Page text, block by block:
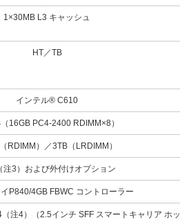
1×30MB L3 キャッシュ
HT／TB
インテル® C610
16GB PC4-2400 RDIMM×8）
RDIMM）／3TB（LRDIMM）
注3） および外付けオプション
P840/4GB FBWC コントローラー
（注4）
（2.5インチ SFF スマートキャリア ホッ